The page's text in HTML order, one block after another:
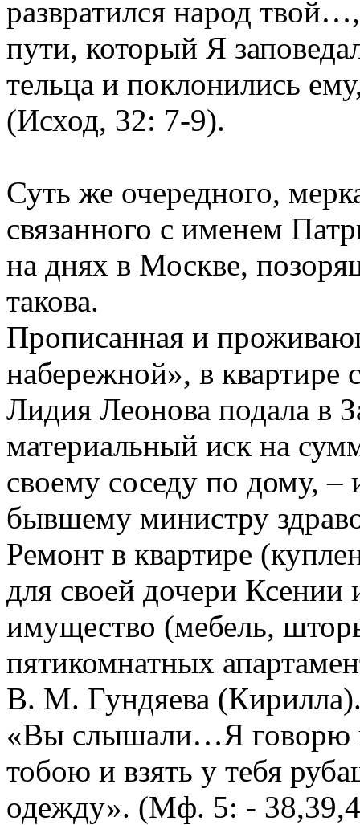
развратился народ
пути, который Я
тельца и поклонились
(Исход, 32: 7-9).
Суть же очередного,
связанного с именем
на днях в Москве,
такова.
Прописанная и
набережной», в
Лидия Леонова подала в
материальный иск на
своему соседу по дому, –
бывшему министру
Ремонт в квартире
для своей дочери Ксении
имущество (мебель,
пятикомнатных
В. М. Гундяева
«Вы слышали…Я говорю
тобою и взять у тебя
одежду». (Мф. 5: -